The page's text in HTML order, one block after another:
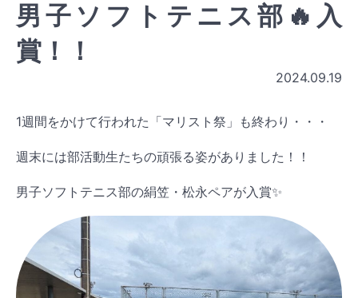
男子ソフトテニス部🔥入
賞！！
2024.09.19
1週間をかけて行われた「マリスト祭」も終わり・・・
週末には部活動生たちの頑張る姿がありました！！
男子ソフトテニス部の絹笠・松永ペアが入賞✨